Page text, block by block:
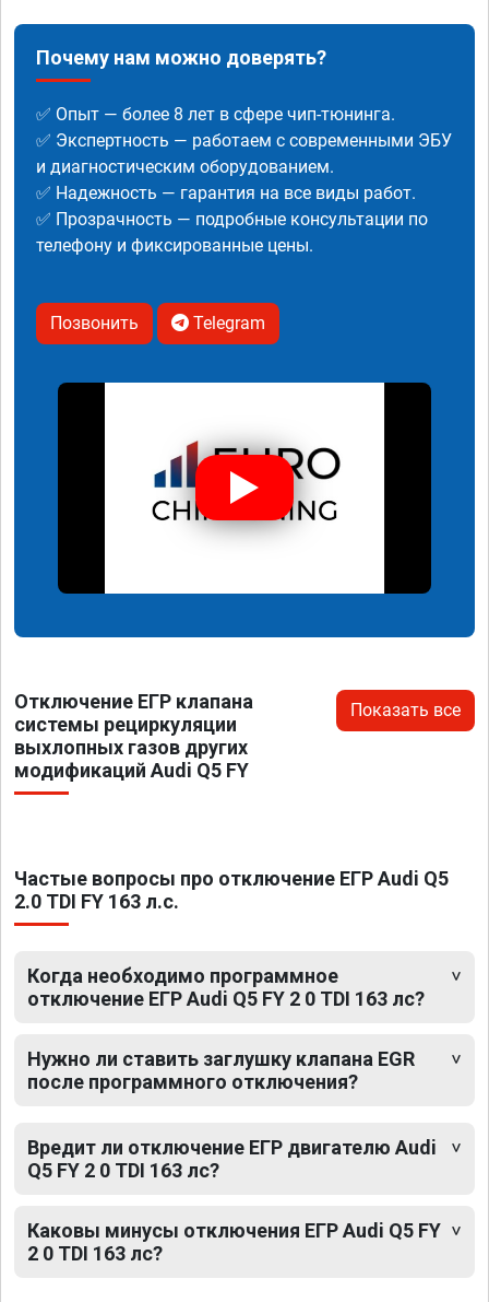
Почему нам можно доверять?
✅ Опыт — более 8 лет в сфере чип-тюнинга.
✅ Экспертность — работаем с современными ЭБУ
и диагностическим оборудованием.
✅ Надежность — гарантия на все виды работ.
✅ Прозрачность — подробные консультации по
телефону и фиксированные цены.
Позвонить Telegram
Отключение ЕГР клапана
системы рециркуляции
выхлопных газов других
модификаций Audi Q5 FY
Показать все
Частые вопросы про отключение ЕГР Audi Q5
2.0 TDI FY 163 л.с.
Когда необходимо программное
отключение ЕГР Audi Q5 FY 2 0 TDI 163 лс?
Нужно ли ставить заглушку клапана EGR
после программного отключения?
Вредит ли отключение ЕГР двигателю Audi
Q5 FY 2 0 TDI 163 лс?
Каковы минусы отключения ЕГР Audi Q5 FY
2 0 TDI 163 лс?